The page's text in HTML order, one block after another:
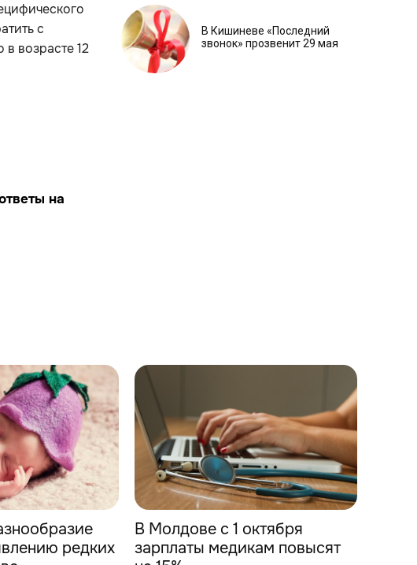
с
возрасте 12
на
В Кишиневе «Последний
звонок» прозвенит 29 мая
редких
В Молдове с 1 октября
зарплаты медикам повысят